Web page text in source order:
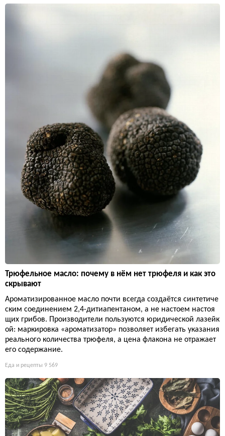
Трюфельное масло: почему в нём нет трюфеля и как это
скрывают
Ароматизированное масло почти всегда создаётся синтетиче
ским соединением 2,4-дитиапентаном, а не настоем настоя
щих грибов. Производители пользуются юридической лазейк
ой: маркировка «ароматизатор» позволяет избегать указания
реального количества трюфеля, а цена флакона не отражает
его содержание.
Еда и рецепты 9 569